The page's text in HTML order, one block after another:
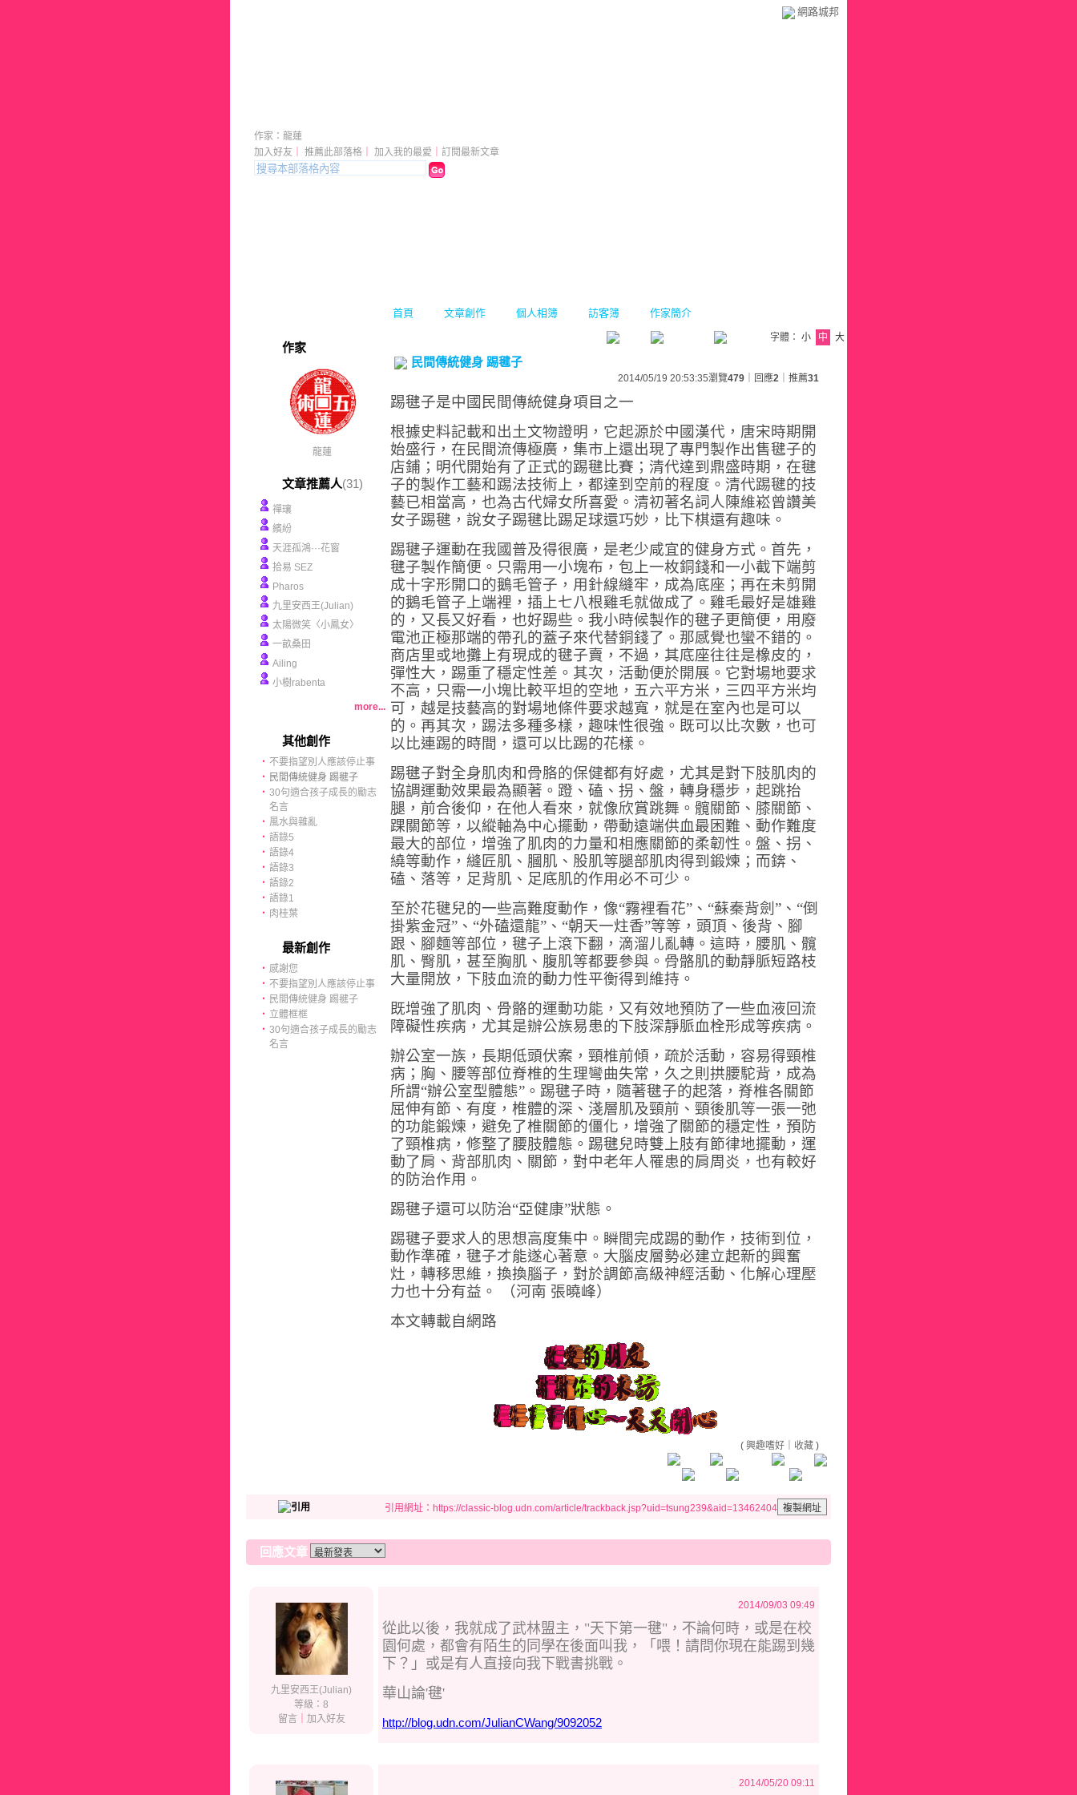
網路城邦
首頁 文章創作 個人相簿 訪客簿 作家簡介
加入好友 推薦此部落格 加入我的最愛 訂閱最新文章
作家：龍蓮
作家
龍蓮
文章推薦人(31)
禪瓖
繽紛
天涯孤鴻···花窗
拾易 SEZ
Pharos
九里安西王(Julian)
太陽微笑〈小鳳女〉
一畝桑田
Ailing
小樹rabenta
more...
其他創作
‧ 不要指望別人應該停止事
‧ 民間傳統健身 踢毽子
‧ 30句適合孩子成長的勵志
名言
‧ 風水與雜亂
‧ 語錄5
‧ 語錄4
‧ 語錄3
‧ 語錄2
‧ 語錄1
‧ 肉桂葉
最新創作
‧ 感謝您
‧ 不要指望別人應該停止事
‧ 民間傳統健身 踢毽子
‧ 立體框框
‧ 30句適合孩子成長的勵志
名言
字體： 小 中 大
民間傳統健身 踢毽子
2014/05/19 20:53:35瀏覽479 ｜回應2 ｜推薦31
踢毽子是中國民間傳統健身項目之一
根據史料記載和出土文物證明，它起源於中國漢代，唐宋時期開
始盛行，在民間流傳極廣，集市上還出現了專門製作出售毽子的
店鋪；明代開始有了正式的踢毽比賽；清代達到鼎盛時期，在毽
子的製作工藝和踢法技術上，都達到空前的程度。清代踢毽的技
藝已相當高，也為古代婦女所喜愛。清初著名詞人陳維崧曾讚美
女子踢毽，說女子踢毽比踢足球還巧妙，比下棋還有趣味。
踢毽子運動在我國普及得很廣，是老少咸宜的健身方式。首先，
毽子製作簡便。只需用一小塊布，包上一枚銅錢和一小截下端剪
成十字形開口的鵝毛管子，用針線縫牢，成為底座；再在未剪開
的鵝毛管子上端裡，插上七八根雞毛就做成了。雞毛最好是雄雞
的，又長又好看，也好踢些。我小時候製作的毽子更簡便，用廢
電池正極那端的帶孔的蓋子來代替銅錢了。那感覺也蠻不錯的。
商店里或地攤上有現成的毽子賣，不過，其底座往往是橡皮的，
彈性大，踢重了穩定性差。其次，活動便於開展。它對場地要求
不高，只需一小塊比較平坦的空地，五六平方米，三四平方米均
可，越是技藝高的對場地條件要求越寬，就是在室內也是可以
的。再其次，踢法多種多樣，趣味性很強。既可以比次數，也可
以比連踢的時間，還可以比踢的花樣。
踢毽子對全身肌肉和骨胳的保健都有好處，尤其是對下肢肌肉的
協調運動效果最為顯著。蹬、磕、拐、盤，轉身穩步，起跳抬
腿，前合後仰，在他人看來，就像欣賞跳舞。髖關節、膝關節、
踝關節等，以縱軸為中心擺動，帶動遠端供血最困難、動作難度
最大的部位，增強了肌肉的力量和相應關節的柔韌性。 盤、拐、
繞等動作，縫匠肌、膕肌、股肌等腿部肌肉得到鍛煉；而錛、
磕、落等，足背肌、足底肌的作用必不可少。
至於花毽兒的一些高難度動作，像“霧裡看花”、“蘇秦背劍”、“倒
掛紫金冠”、“外磕還龍”、“朝天一炷香”等等，頭頂、後背、腳
跟、腳麵等部位，毽子上滾下翻，滴溜儿亂轉。這時，腰肌、髖
肌、臀肌，甚至胸肌、腹肌等都要參與。骨骼肌的動靜脈短路枝
大量開放，下肢血流的動力性平衡得到維持。
既增強了肌肉、骨骼的運動功能，又有效地預防了一些血液回流
障礙性疾病，尤其是辦公族易患的下肢深靜脈血栓形成等疾病。
辦公室一族，長期低頭伏案，頸椎前傾，疏於活動，容易得頸椎
病；胸、腰等部位脊椎的生理彎曲失常，久之則拱腰駝背，成為
所謂“辦公室型體態”。踢毽子時，隨著毽子的起落，脊椎各關節
屈伸有節、有度，椎體的深、淺層肌及頸前、頸後肌等一張一弛
的功能鍛煉，避免了椎關節的僵化，增強了關節的穩定性，預防
了頸椎病，修整了腰肢體態。踢毽兒時雙上肢有節律地擺動，運
動了肩、背部肌肉、關節，對中老年人罹患的肩周炎，也有較好
的防治作用。
踢毽子還可以防治“亞健康”狀態。
踢毽子要求人的思想高度集中。瞬間完成踢的動作，技術到位，
動作準確，毽子才能遂心著意。大腦皮層勢必建立起新的興奮
灶，轉移思維，換換腦子，對於調節高級神經活動、化解心理壓
力也十分有益。 （河南 張曉峰）
本文轉載自網路
( 興趣嗜好 收藏 )
引用網址：https://classic-blog.udn.com/article/trackback.jsp?uid=tsung239&aid=13462404
回應文章
九里安西王(Julian)
等級：8
留言｜ 加入好友
2014/09/03 09:49
從此以後，我就成了武林盟主，"天下第一毽"，不論何時，或是在校
園何處，都會有陌生的同學在後面叫我，「喂！請問你現在能踢到幾
下？」或是有人直接向我下戰書挑戰。
華山論'毽'
http://blog.udn.com/JulianCWang/9092052
2014/05/20 09:11